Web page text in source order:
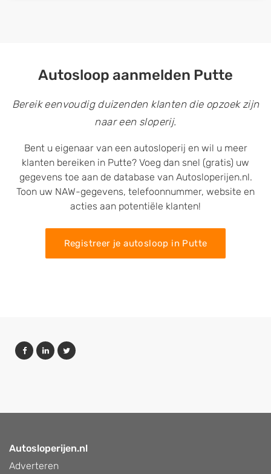
Autosloop aanmelden Putte
Bereik eenvoudig duizenden klanten die opzoek zijn
naar een sloperij.
Bent u eigenaar van een autosloperij en wil u meer
klanten bereiken in Putte? Voeg dan snel (gratis) uw
gegevens toe aan de database van Autosloperijen.nl.
Toon uw NAW-gegevens, telefoonnummer, website en
acties aan potentiële klanten!
Registreer je autosloop in Putte
Autosloperijen.nl
Adverteren